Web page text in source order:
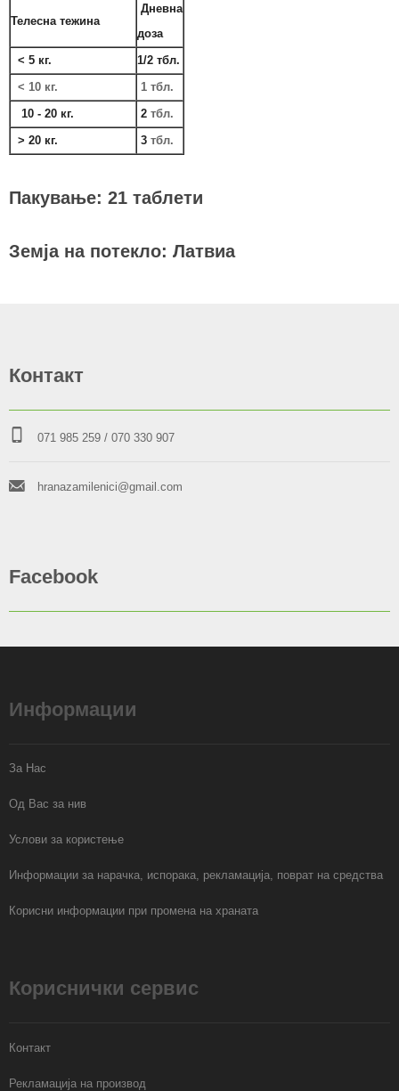
Телесна тежина
Дневна
доза
< 5 кг.
1/2 тбл.
< 10 кг.
1 тбл.
10 - 20 кг.
2 тбл.
> 20 кг.
3 тбл.
Пакување: 21 таблети
Земја на потекло: Латвиа
Контакт
071 985 259 / 070 330 907
hranazamilenici@gmail.com
Facebook
Информации
За Нас
Од Вас за нив
Услови за користење
Информации за нарачка, испорака, рекламација, поврат на средства
Корисни информации при промена на храната
Кориснички сервис
Контакт
Рекламација на производ